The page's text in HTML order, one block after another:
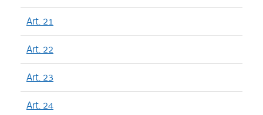
Art. 21
Art. 22
Art. 23
Art. 24